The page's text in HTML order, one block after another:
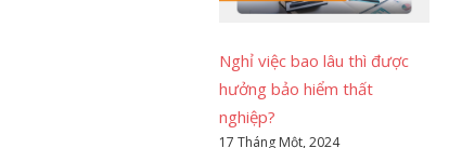
Nghỉ việc bao lâu thì được
hưởng bảo hiểm thất
nghiệp?
17 Tháng Một, 2024